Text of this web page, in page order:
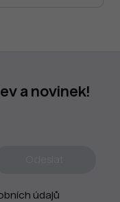
a novinek!
údajů